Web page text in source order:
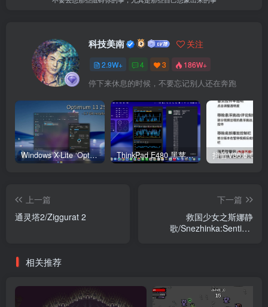
科技美南 关注
2.9W+ 4 3 186W+
停下来休息的时候，不要忘记别人还在奔跑
Windows X-Lite ‘Optimum 11’ 25H2 Pro v2 ThinkPad E480 黑苹果完美Tahoe的EFI分享（2026.03.01更新） 抖音V36.5.0 内
上一篇
通灵塔2/Ziggurat 2
下一篇
救国少女之斯娜静
歌/Snezhinka:Sentinel
相关推荐